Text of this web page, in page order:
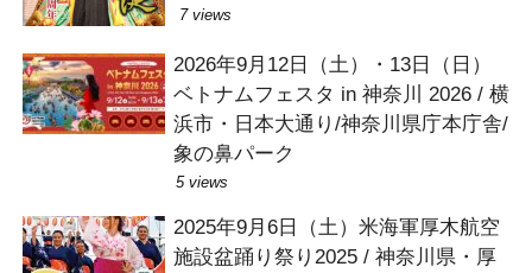
7 views
2026年9月12日（土）・13日（日）
ベトナムフェスタ in 神奈川 2026 / 横
浜市・日本大通り/神奈川県庁本庁舎/
象の鼻パーク
5 views
2025年9月6日（土）米海軍厚木航空
施設盆踊り祭り2025 / 神奈川県・厚